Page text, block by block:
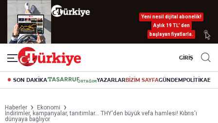
Yeni nesil dijital abonelik!
Aylık 19 TL’ den
başlayan fiyatlarla.
GİRİŞ
SON DAKİKA YAZARLARBİZİM SAYFAGÜNDEMPOLİTİKA
Haberler
Ekonomi
İndirimler, kampanyalar, tanıtımlar... THY'den büyük vefa hamlesi! Kıbrıs'ı
dünyaya bağlıyor